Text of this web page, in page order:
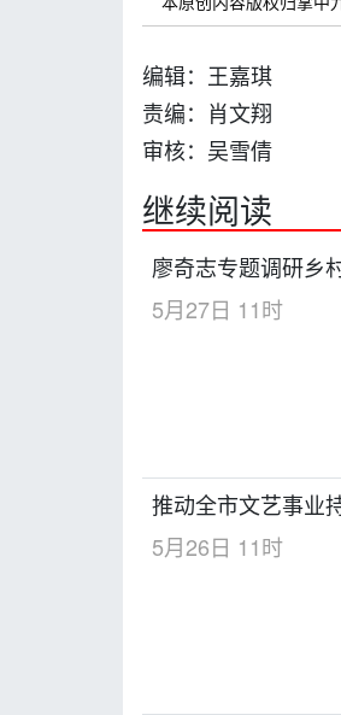
编辑：王嘉琪
责编：肖文翔
审核：吴雪倩
继续阅读
廖奇志专题调研乡
5月27日 11时
推动全市文艺事业
5月26日 11时